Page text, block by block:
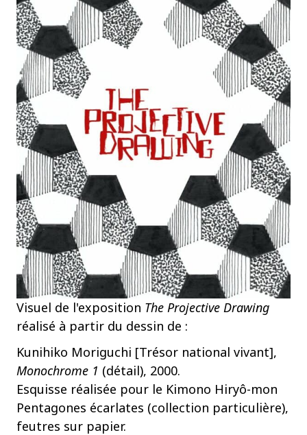
Visuel de l'exposition The Projective Drawing
réalisé à partir du dessin de :
Kunihiko Moriguchi [Trésor national vivant],
Monochrome 1 (détail), 2000.
Esquisse réalisée pour le Kimono Hiryô-mon
Pentagones écarlates (collection particulière),
feutres sur papier.